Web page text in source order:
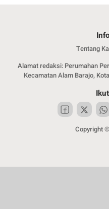
Tentang
Alamat redaksi: Perumahan
Kecamatan Alam Barajo,
Copyright